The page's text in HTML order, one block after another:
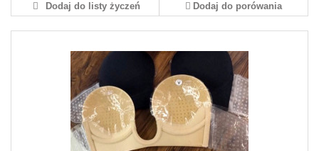
Dodaj do listy życzeń Dodaj do porówania